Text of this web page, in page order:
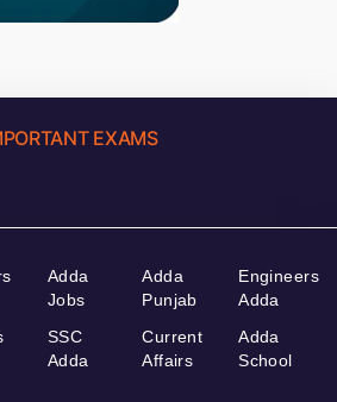
EXAMS
Adda
Jobs
SSC
Adda
Adda
Punjab
Current
Affairs
Engineers
Adda
Adda
School